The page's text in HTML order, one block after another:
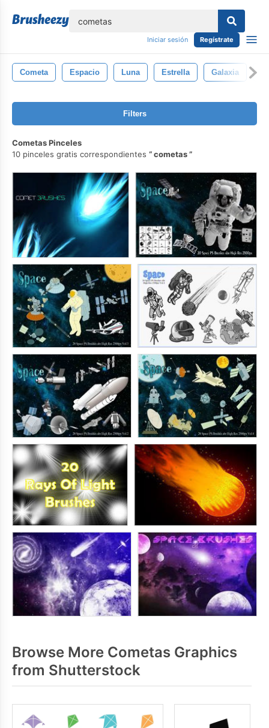
Iniciar sesión Regístrate
Cometa Espacio Luna Estrella Galaxia
Filters
Cometas Pinceles
10 pinceles gratis correspondientes
cometas
Browse More Cometas Graphics
from Shutterstock